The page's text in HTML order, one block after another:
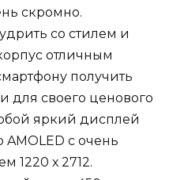
скромно.
со стилем и
отличным
получить
для своего ценового
яркий дисплей
с очень
1220 х 2712.